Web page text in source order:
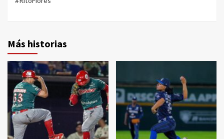
Más historias